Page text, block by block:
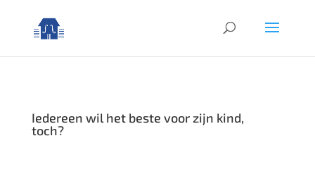
Iedereen wil het beste voor zijn kind,
toch?